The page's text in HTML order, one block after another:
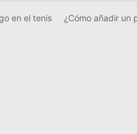
en el tenis ¿Cómo añadir un